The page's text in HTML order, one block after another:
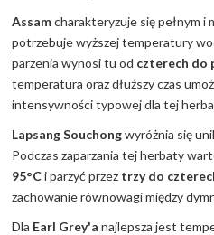
Assamcharakteryzuje się pełnym i
potrzebuje wyższej temperatury
parzenia wynosi tu od czterech do
temperatura oraz dłuższy czas
intensywności typowej dla tej
Lapsang Souchongwyróżnia się
Podczas zaparzania tej herbaty
95°Ci parzyć przez trzy do
zachowanie równowagi między
Dla Earl Grey'a najlepsza jest